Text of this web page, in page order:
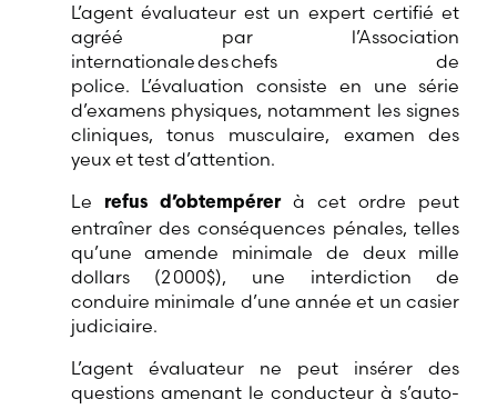
L’agent évaluateur est un expert certifié et
agréé par l’Association
internationale des chefs de
police. L’évaluation consiste en une série
d’examens physiques, notamment les signes
cliniques, tonus musculaire, examen des
yeux et test d’attention.
Le
refus d’obtempérerà cet ordre peut
entraîner des conséquences pénales, telles
qu’une amende minimale de deux mille
dollars (2 000$), une interdiction de
conduire minimale d’une année et un casier
judiciaire.
L’agent évaluateur ne peut insérer des
questions amenant le conducteur à s’auto-